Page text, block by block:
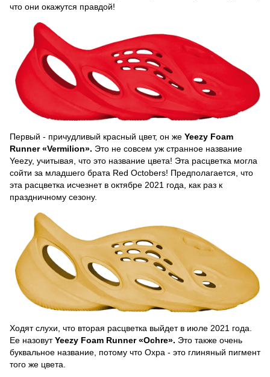
что они окажутся правдой!
Первый - причудливый красный цвет, он же Yeezy Foam
Runner «Vermilion». Это не совсем уж странное название
Yeezy, учитывая, что это название цвета! Эта расцветка могла
сойти за младшего брата Red Octobers! Предполагается, что
эта расцветка исчезнет в октябре 2021 года, как раз к
праздничному сезону.
Ходят слухи, что вторая расцветка выйдет в июле 2021 года.
Ее назовутYeezy Foam Runner «Ochre». Это также очень
буквальное название, потому что Охра - это глиняный пигмент
того же цвета.